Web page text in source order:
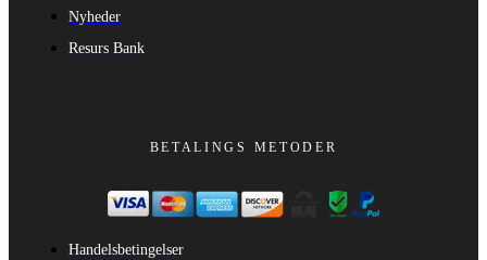
Nyheder
Resurs Bank
BETALINGS METODER
Handelsbetingelser